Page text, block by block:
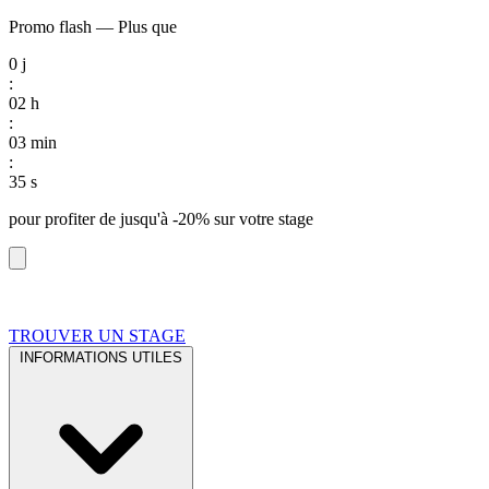
Promo flash — Plus que
0 j
:
02 h
:
03 min
:
34 s
pour profiter de jusqu'à -20% sur votre stage
TROUVER UN STAGE
INFORMATIONS UTILES